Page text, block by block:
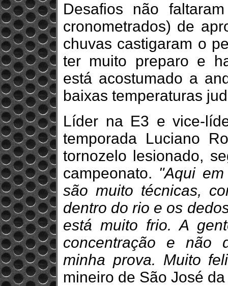
Desafios não
cronometrados) de
chuvas castigaram o
ter muito preparo e
está acostumado a
baixas temperaturas
Líder na E3 e vice-
temporada Luciano
tornozelo lesionado,
campeonato. "Aqui
são muito técnicas,
dentro do rio e os
está muito frio. A
concentração e não
minha prova. Muito
mineiro de São José